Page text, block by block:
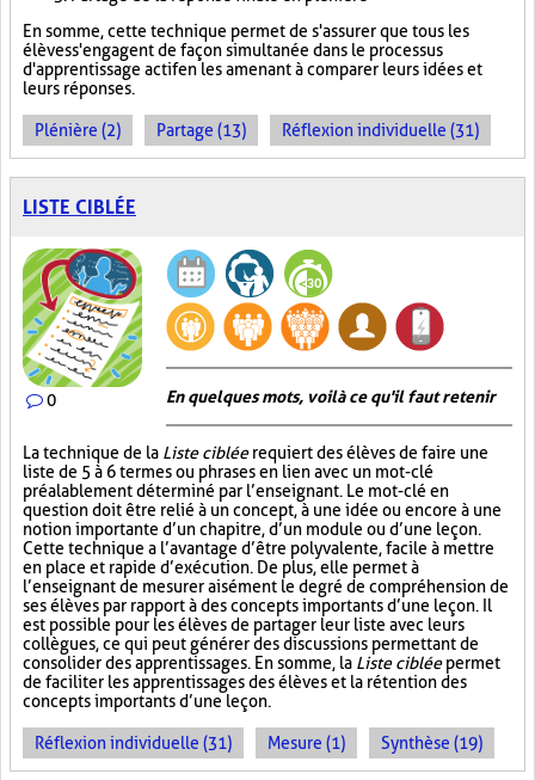
En somme, cette technique permet de s'assurer que tous les
élèves s'engagent de façon simultanée dans le processus
d'apprentissage actif en les amenant à comparer leurs idées et
leurs réponses.
Plénière (2) Partage (13) Réflexion individuelle (31)
LISTE CIBLÉE
0 En quelques mots, voilà ce qu'il faut retenir
La technique de la Liste cibléerequiert des élèves de faire une
liste de 5 à 6 termes ou phrases en lien avec un mot-clé
préalablement déterminé par l’enseignant. Le mot-clé en
question doit être relié à un concept, à une idée ou encore à une
notion importante d’un chapitre, d’un module ou d’une leçon.
Cette technique a l’avantage d’être polyvalente, facile à mettre
en place et rapide d’exécution. De plus, elle permet à
l’enseignant de mesurer aisément le degré de compréhension de
ses élèves par rapport à des concepts importants d’une leçon. Il
est possible pour les élèves de partager leur liste avec leurs
collègues, ce qui peut générer des discussions permettant de
consolider des apprentissages. En somme, la Liste cibléepermet
de faciliter les apprentissages des élèves et la rétention des
concepts importants d’une leçon.
Réflexion individuelle (31) Mesure (1) Synthèse (19)